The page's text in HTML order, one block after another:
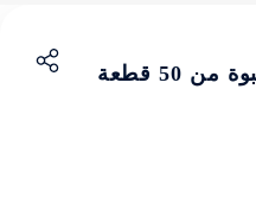
50 قطعة